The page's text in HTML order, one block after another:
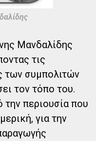
Μανδαλίδης
τις
των συμπολιτών
τον τόπο του.
την περιουσία που
για την